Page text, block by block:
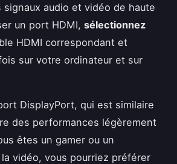
audio et vidéo de haute
un port HDMI, sélectionnez
HDMI correspondant et
sur votre ordinateur et sur
DisplayPort, qui est similaire
des performances légèrement
êtes un gamer ou un
vidéo, vous pourriez préférer